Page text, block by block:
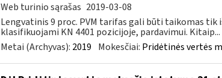
Web turinio sąrašas 2019-03-08
Lengvatinis 9 proc. PVM tarifas gali būti taikomas tik
klasifikuojami KN 4401 pozicijoje, pardavimui. Kitaip...
Metai (Archyvas): 2019 Mokesčiai: Pridėtinės vertės